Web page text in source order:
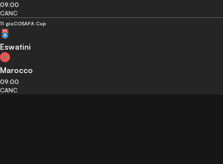
09:00
CANC
11 giuCOSAFA Cup
Eswatini
Marocco
09:00
CANC